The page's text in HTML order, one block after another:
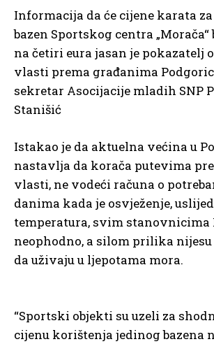
Informacija da će cijene karata
bazen Sportskog centra
na četiri eura jasan je pokazatelj
vlasti prema građanima
sekretar Asocijacije mladih SNP
Stanišić
Istakao je da aktuelna većina u
nastavlja da korača putevima
vlasti, ne vodeći računa o
danima kada je osvježenje,
temperatura, svim stanovnicima
neophodno, a silom prilika
da uživaju u ljepotama mora.
“Sportski objekti su uzeli za
cijenu korištenja jedinog bazena